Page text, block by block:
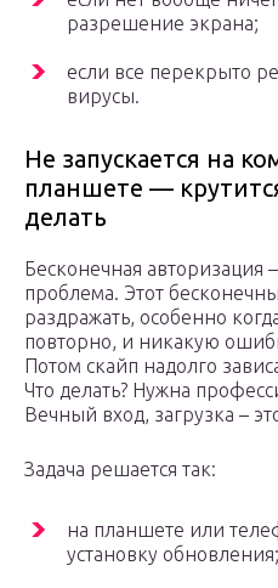
разрешение экрана;
если все перекрыто
вирусы.
Не запускается на
планшете —
делать
Бесконечная авторизация
проблема. Этот
раздражать, особенно
повторно, и никакую
Потом скайп надолго
Что делать? Нужна
Вечный вход, загрузка –
Задача решается так:
на планшете или
установку обновления;